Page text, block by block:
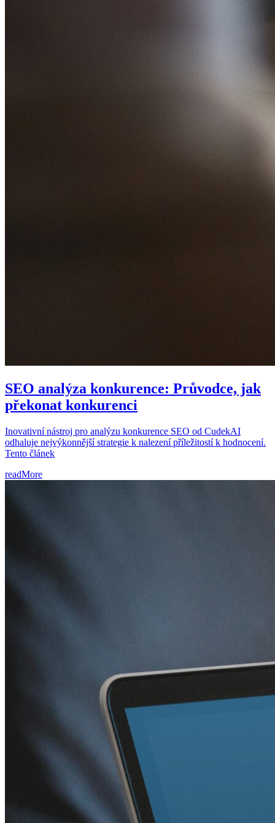
SEO analýza konkurence: Průvodce, jak
překonat konkurenci
Inovativní nástroj pro analýzu konkurence SEO od CudekAI
odhaluje nejvýkonnější strategie k nalezení příležitostí k hodnocení.
Tento článek
readMore